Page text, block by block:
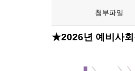
첨부파일